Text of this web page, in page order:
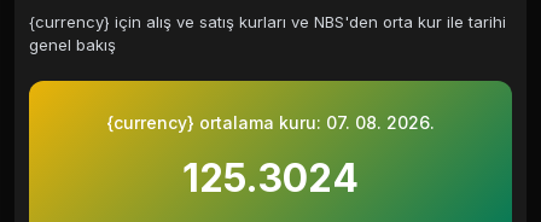
{currency} için alış ve satış kurları ve NBS'den orta kur ile tarihi
genel bakış
{currency} ortalama kuru: 07. 08. 2026.
125.3024